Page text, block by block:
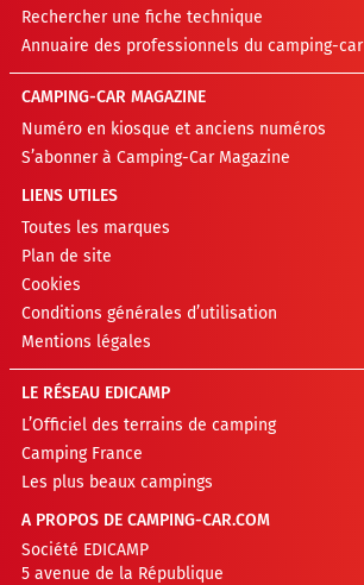
Rechercher une fiche technique
Annuaire des professionnels du camping-car
CAMPING-CAR MAGAZINE
Numéro en kiosque et anciens numéros
S’abonner à Camping-Car Magazine
LIENS UTILES
Toutes les marques
Plan de site
Cookies
Conditions générales d’utilisation
Mentions légales
LE RÉSEAU EDICAMP
L’Officiel des terrains de camping
Camping France
Les plus beaux campings
A PROPOS DE CAMPING-CAR.COM
Société EDICAMP
5 avenue de la République